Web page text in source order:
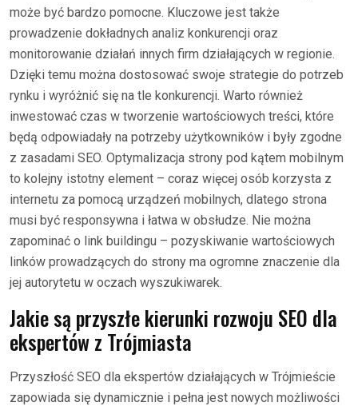
może być bardzo pomocne. Kluczowe jest także
prowadzenie dokładnych analiz konkurencji oraz
monitorowanie działań innych firm działających w regionie.
Dzięki temu można dostosować swoje strategie do potrzeb
rynku i wyróżnić się na tle konkurencji. Warto również
inwestować czas w tworzenie wartościowych treści, które
będą odpowiadały na potrzeby użytkowników i były zgodne
z zasadami SEO. Optymalizacja strony pod kątem mobilnym
to kolejny istotny element – coraz więcej osób korzysta z
internetu za pomocą urządzeń mobilnych, dlatego strona
musi być responsywna i łatwa w obsłudze. Nie można
zapominać o link buildingu – pozyskiwanie wartościowych
linków prowadzących do strony ma ogromne znaczenie dla
jej autorytetu w oczach wyszukiwarek.
Jakie są przyszłe kierunki rozwoju SEO dla
ekspertów z Trójmiasta
Przyszłość SEO dla ekspertów działających w Trójmieście
zapowiada się dynamicznie i pełna jest nowych możliwości